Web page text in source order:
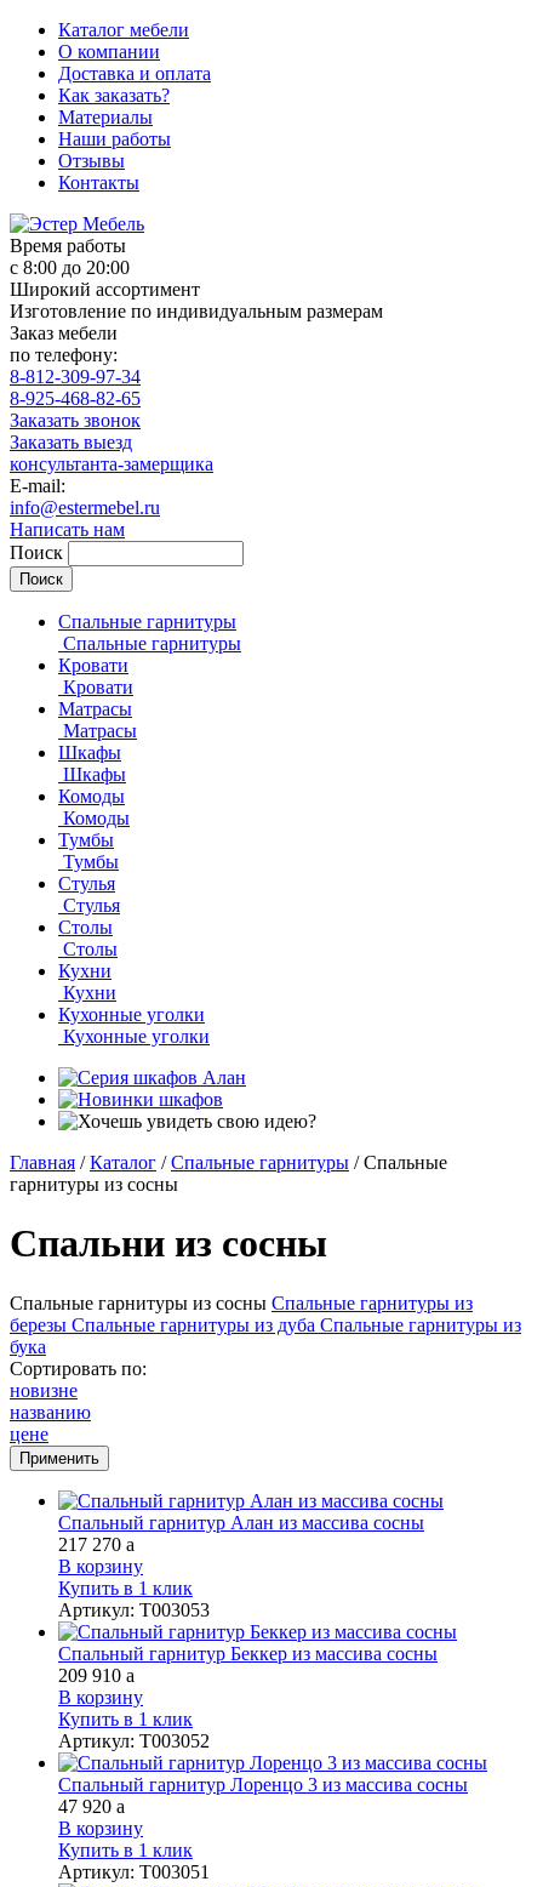
Каталог мебели
О компании
Доставка и оплата
Как заказать?
Материалы
Наши работы
Отзывы
Контакты
Время работы
с 8:00 до 20:00
Широкий ассортимент
Изготовление по индивидуальным размерам
Заказ мебели
по телефону:
8-812-309-97-34
8-925-468-82-65
Заказать звонок
Заказать выезд
консультанта-замерщика
E-mail:
info@estermebel.ru
Написать нам
Поиск
Спальные гарнитуры
Спальные гарнитуры
Кровати
Кровати
Матрасы
Матрасы
Шкафы
Шкафы
Комоды
Комоды
Тумбы
Тумбы
Стулья
Стулья
Столы
Столы
Кухни
Кухни
Кухонные уголки
Кухонные уголки
Главная / Каталог / Спальные гарнитуры / Спальные
гарнитуры из сосны
Спальни из сосны
Спальные гарнитуры из сосны Спальные гарнитуры из
березы Спальные гарнитуры из дуба Спальные гарнитуры из
бука
Сортировать по:
новизне
названию
цене
Спальный гарнитур Алан из массива сосны
217 270 a
В корзину
Купить в 1 клик
Артикул: Т003053
Спальный гарнитур Беккер из массива сосны
209 910 a
В корзину
Купить в 1 клик
Артикул: Т003052
Спальный гарнитур Лоренцо 3 из массива сосны
47 920 a
В корзину
Купить в 1 клик
Артикул: Т003051